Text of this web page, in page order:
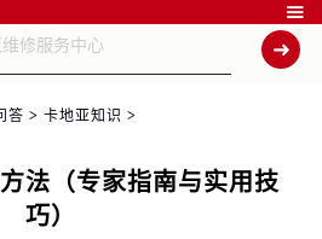

答 > 卡地亚知识 >
法（专家指南与实用技
巧）